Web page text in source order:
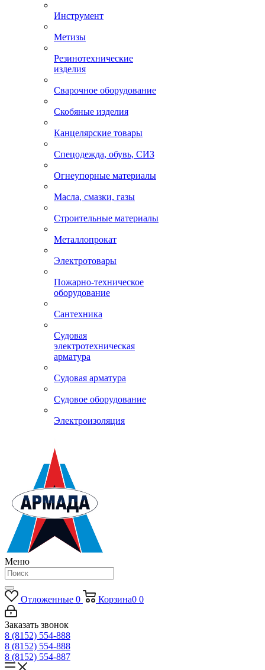
Инструмент
Метизы
Резинотехнические
изделия
Сварочное оборудование
Скобяные изделия
Канцелярские товары
Спецодежда, обувь, СИЗ
Огнеупорные материалы
Масла, смазки, газы
Строительные материалы
Металлопрокат
Электротовары
Пожарно-техническое
оборудование
Сантехника
Судовая
электротехническая
арматура
Судовая арматура
Судовое оборудование
Электроизоляция
Меню
Отложенные 0 Корзина0 0
Заказать звонок
8 (8152) 554-888
8 (8152) 554-888
8 (8152) 554-887